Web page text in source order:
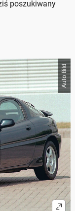
poszukiwany
Auto Bild